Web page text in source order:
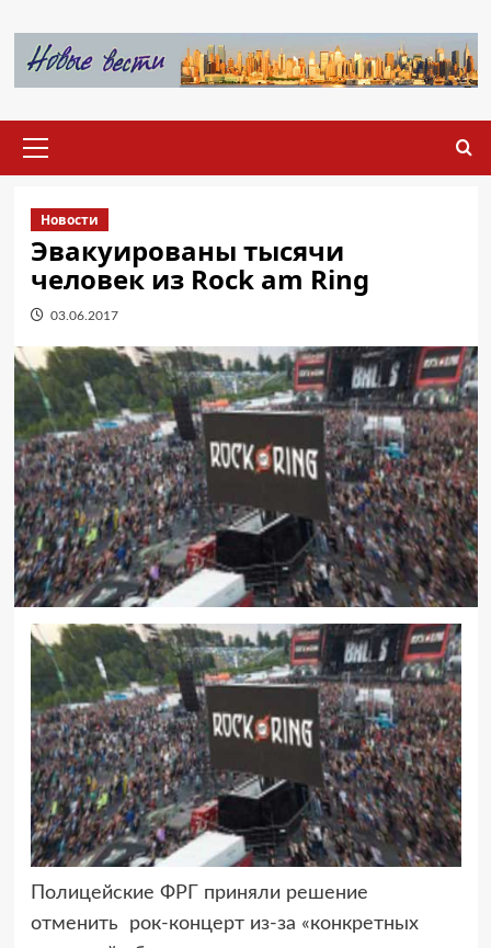
содержимому
меню
Новости
Эвакуированы тысячи
человек из Rock am Ring
03.06.2017
Полицейские ФРГ приняли решение
отменить рок-концерт из-за «конкретных